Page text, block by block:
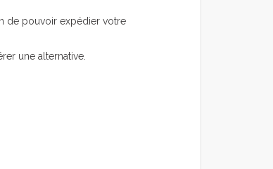
de pouvoir expédier votre
une alternative.